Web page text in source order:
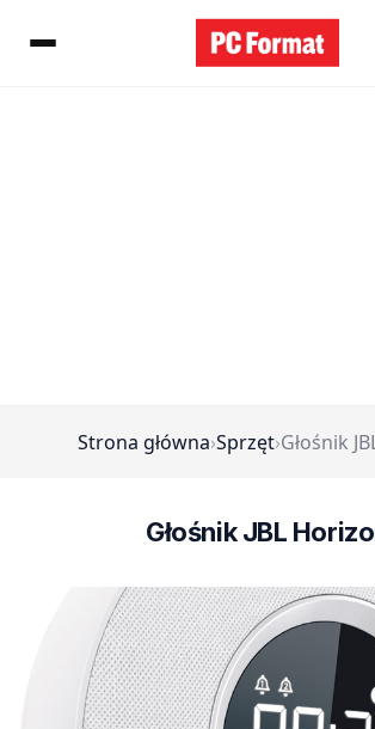
Strona główna›Sprzęt›Głośnik
Głośnik JBL